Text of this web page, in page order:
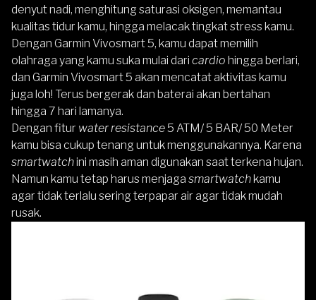
denyut nadi, menghitung saturasi oksigen, memantau
kualitas tidur kamu, hingga melacak tingkat stress kamu.
Dengan Garmin Vivosmart 5, kamu dapat memilih
olahraga yang kamu suka mulai dari cardio hingga berlari,
dan Garmin Vivosmart 5 akan mencatat aktivitas kamu
juga loh! Terus bergerak dan baterai akan bertahan
hingga 7 hari lamanya.
Dengan fitur water resistance5 ATM/ 5 BAR/ 50 Meter
kamu bisa cukup tenang untuk menggunakannya. Karena
smartwatchini masih aman digunakan saat terkena hujan.
Namun kamu tetap harus menjaga smartwatchkamu
agar tidak terlalu sering terpapar air agar tidak mudah
rusak.